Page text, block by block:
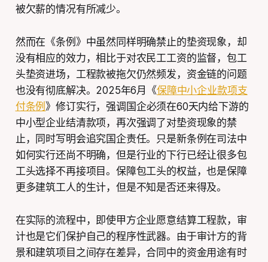
被欠薪的情况有所减少。
然而在《条例》中虽然同样明确禁止的垫资现象，却
没有相应的效力，相比于对农民工工资的监督，包工
头垫资进场，工程款被拖欠仍然频发，资金链的问题
也没有彻底解决。2025年6月《保障中小企业款项支
付条例 》修订实行，强调国企必须在60天内给下游的
中小型企业结清款项，再次强调了对垫资现象的禁
止，同时写明会追究国企责任。只是新条例在司法中
如何实行还尚不明确，但是行业的下行已经让很多包
工头选择不再接项目。保障包工头的权益，也是保障
更多建筑工人的生计，但是不知是否还来得及。
在实际的流程中，即使甲方企业愿意结算工程款，审
计也是它们保护自己的程序性武器。由于审计方的背
景和建筑项目之间存在差异，合同中的资金用途有时